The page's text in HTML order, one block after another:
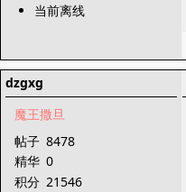
当前离线
dzgxg
魔王撒旦
帖子 8478
精华 0
积分 21546